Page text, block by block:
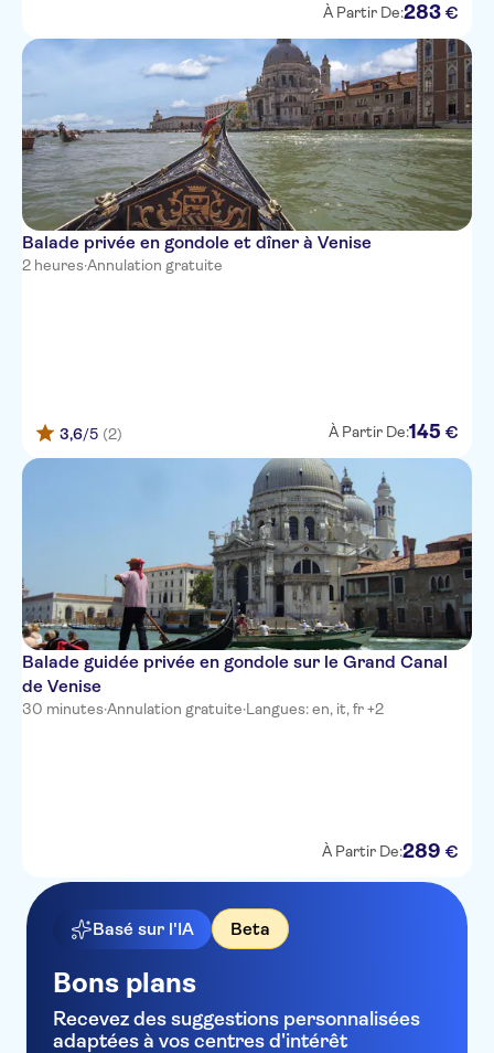
À Partir De:283 €
Balade privée en gondole et dîner à Venise
2 heures·Annulation gratuite
3,6/5 (2) À Partir De:145 €
Balade guidée privée en gondole sur le Grand Canal
de Venise
30 minutes·Annulation gratuite·Langues: en, it, fr +2
À Partir De:289 €
Basé sur l'IA Beta
Bons plans
Recevez des suggestions personnalisées
adaptées à vos centres d'intérêt